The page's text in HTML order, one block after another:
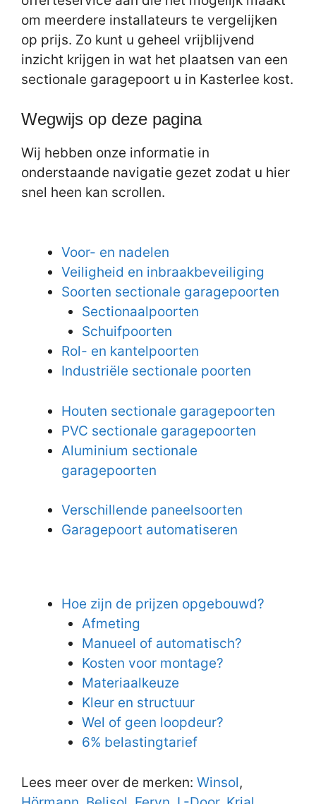
om meerdere installateurs te vergelijken
op prijs. Zo kunt u geheel vrijblijvend
inzicht krijgen in wat het plaatsen van een
sectionale garagepoort u in Kasterlee kost.
Wegwijs op deze pagina
Wij hebben onze informatie in
onderstaande navigatie gezet zodat u hier
snel heen kan scrollen.
Voor- en nadelen
Veiligheid en inbraakbeveiliging
Soorten sectionale garagepoorten
Sectionaalpoorten
Schuifpoorten
Rol- en kantelpoorten
Industriële sectionale poorten
Houten sectionale garagepoorten
PVC sectionale garagepoorten
Aluminium sectionale
garagepoorten
Verschillende paneelsoorten
Garagepoort automatiseren
Hoe zijn de prijzen opgebouwd?
Afmeting
Manueel of automatisch?
Kosten voor montage?
Materiaalkeuze
Kleur en structuur
Wel of geen loopdeur?
6% belastingtarief
Lees meer over de merken: Winsol,